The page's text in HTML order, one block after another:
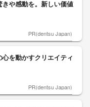
きや感動を。新しい価値
PR(dentsu Japan)
心を動かすクリエイティ
PR(dentsu Japan)